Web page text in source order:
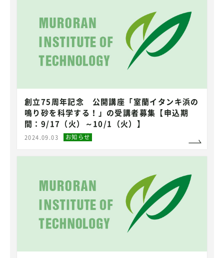
創立75周年記念 公開講座「室蘭イタンキ浜の
鳴り砂を科学する！」の受講者募集【申込期
間：9/17（火）～10/1（火）】
2024.09.03 お知らせ